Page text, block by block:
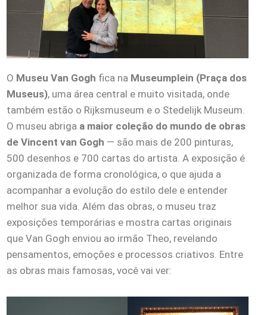
O Museu Van Gogh fica na Museumplein (Praça dos
Museus), uma área central e muito visitada, onde
também estão o Rijksmuseum e o Stedelijk Museum.
O museu abriga a maior coleção do mundo de obras
de Vincent van Gogh — são mais de 200 pinturas,
500 desenhos e 700 cartas do artista. A exposição é
organizada de forma cronológica, o que ajuda a
acompanhar a evolução do estilo dele e entender
melhor sua vida. Além das obras, o museu traz
exposições temporárias e mostra cartas originais
que Van Gogh enviou ao irmão Theo, revelando
pensamentos, emoções e processos criativos. Entre
as obras mais famosas, você vai ver: